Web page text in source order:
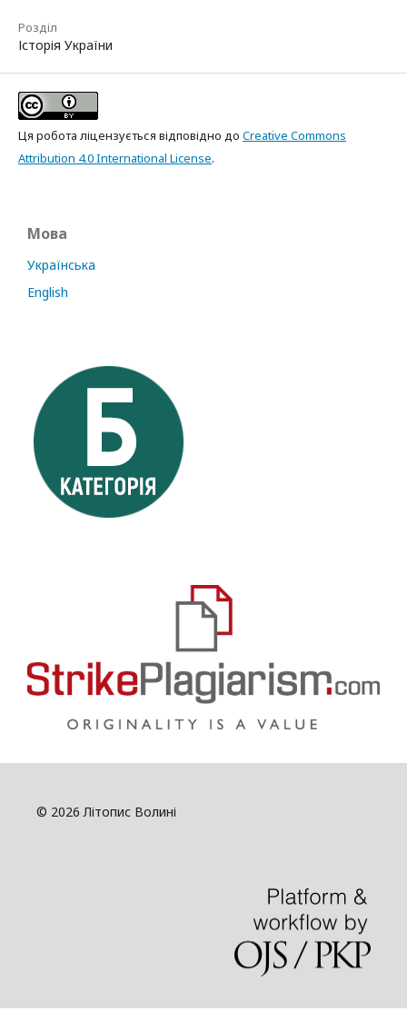
Розділ
Історія України
Ця робота ліцензується відповідно до Creative Commons
Attribution 4.0 International License.
Мова
Українська
English
© 2026 Літопис Волині